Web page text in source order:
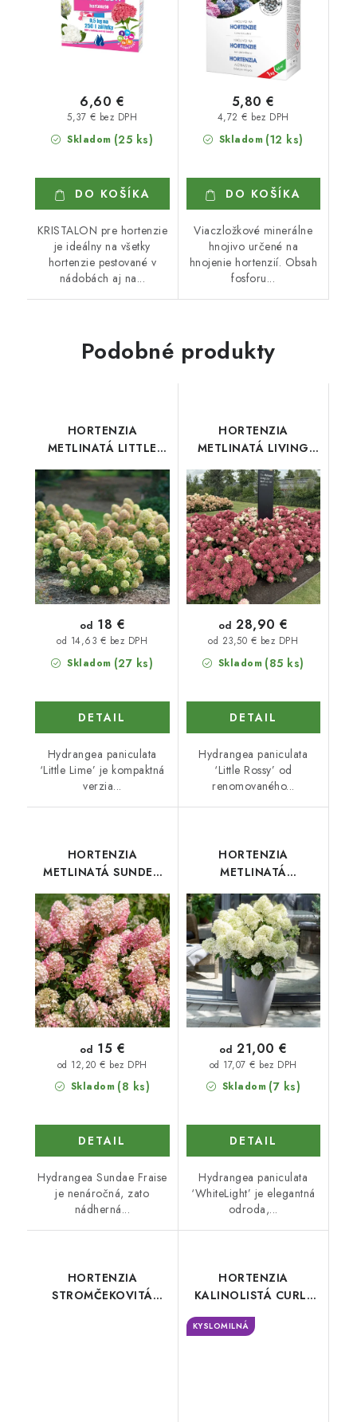
Skladom (25 ks)
5,37 € bez DPH
6,60 €
DO KOŠÍKA
KRISTALON pre hortenzie
je ideálny na všetky
hortenzie pestované v
nádobách aj na...
Skladom (12 ks)
4,72 € bez DPH
5,80 €
DO KOŠÍKA
Viaczložkové minerálne
hnojivo určené na
hnojenie hortenzií. Obsah
fosforu...
Podobné produkty
HORTENZIA
METLINATÁ LITTLE
LIME
Skladom (27 ks)
od 14,63 € bez DPH
od 18 €
DETAIL
Hydrangea paniculata
‘Little Lime’ je kompaktná
verzia...
HORTENZIA
METLINATÁ LIVING
LITTLE ROSY
Skladom (85 ks)
od 23,50 € bez DPH
od 28,90 €
DETAIL
Hydrangea paniculata
‘Little Rossy’ od
renomovaného...
HORTENZIA
METLINATÁ SUNDEA
Skladom (8 ks)
od 12,20 € bez DPH
od 15 €
DETAIL
Hydrangea Sundae Fraise
je nenáročná, zato
nádherná...
HORTENZIA
METLINATÁ
Skladom (7 ks)
od 17,07 € bez DPH
od 21,00 €
DETAIL
Hydrangea paniculata
‘WhiteLight’ je elegantná
odroda,...
HORTENZIA
STROMČEKOVITÁ
HORTENZIA
KALINOLISTÁ CURLY
WURLY WHITE
KYSLOMILNÁ